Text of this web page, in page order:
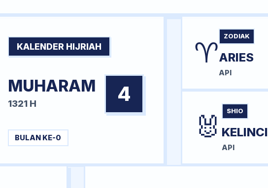
KALENDER HIJRIAH
MUHARAM
1321 H 4
BULAN KE-0
♈ ZODIAK
ARIES
API
🐰 SHIO
KELINCI
API